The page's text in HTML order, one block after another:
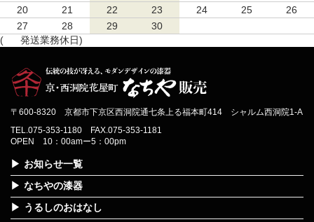
20
21 22 23 24 25
26
27
28 29
30
(
発送業務休日)
〒600-8320 京都市下京区西洞院通七条上る福本町414 シャルム西洞院1-A
TEL.075-353-1180 FAX.075-353-1181
OPEN 10：00amー5：00pm
お知らせ一覧
なちやの漆器
うるしのおはなし